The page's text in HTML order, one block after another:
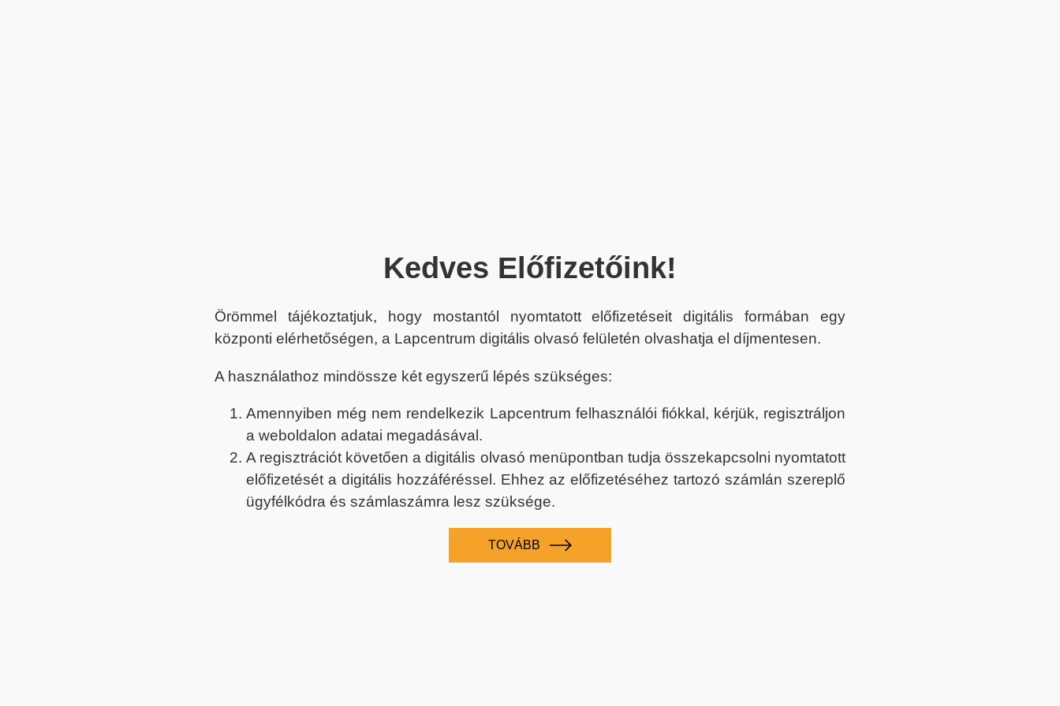
Kedves Előfizetőink!
Örömmel tájékoztatjuk, hogy mostantól nyomtatott előfizetéseit digitális formában egy
központi elérhetőségen, a Lapcentrum digitális olvasó felületén olvashatja el díjmentesen.
A használathoz mindössze két egyszerű lépés szükséges:
Amennyiben még nem rendelkezik Lapcentrum felhasználói fiókkal, kérjük, regisztráljon
a weboldalon adatai megadásával.
A regisztrációt követően a digitális olvasó menüpontban tudja összekapcsolni nyomtatott
előfizetését a digitális hozzáféréssel. Ehhez az előfizetéséhez tartozó számlán szereplő
ügyfélkódra és számlaszámra lesz szüksége.
TOVÁBB